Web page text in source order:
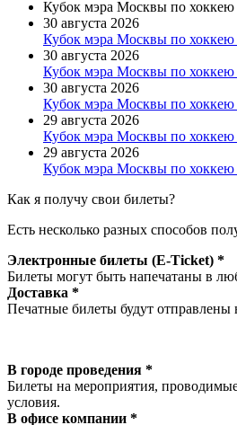
Кубок мэра Москвы по хоккею
30 августа 2026
Кубок мэра Москвы по
30 августа 2026
Кубок мэра Москвы по хоккею
30 августа 2026
Кубок мэра Москвы по хоккею
29 августа 2026
Кубок мэра Москвы по
29 августа 2026
Кубок мэра Москвы по хоккею
Как я получу свои билеты?
Есть несколько разных способов
Электронные билеты (E-Ticket) *
Билеты могут быть напечатаны в
Доставка *
Печатные билеты будут отправлены
В городе проведения *
Билеты на мероприятия,
условия.
В офисе компании *